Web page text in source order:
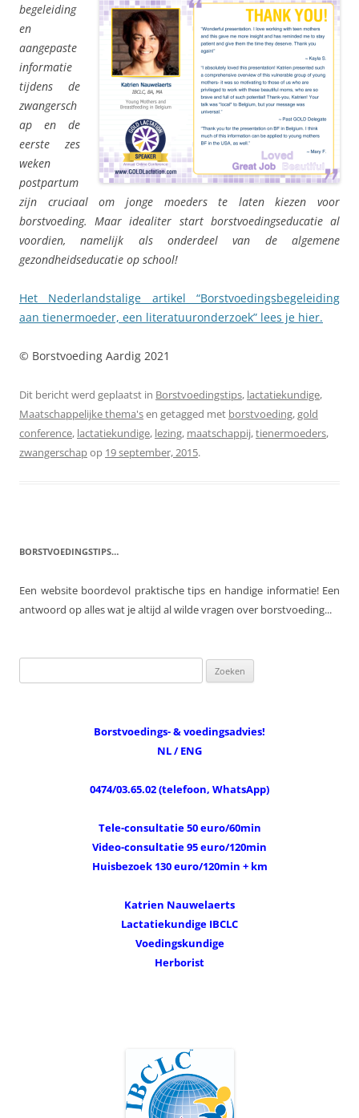
begeleiding
en
aangepaste
informatie
tijdens de
zwangersch
ap en de
eerste zes
weken
postpartum
zijn cruciaal om jonge moeders te laten kiezen voor
borstvoeding. Maar idealiter start borstvoedingseducatie al
voordien, namelijk als onderdeel van de algemene
gezondheidseducatie op school!
Het Nederlandstalige artikel “Borstvoedingsbegeleiding
aan tienermoeder, een literatuuronderzoek” lees je hier.
© Borstvoeding Aardig 2021
Dit bericht werd geplaatst in Borstvoedingstips, lactatiekundige,
Maatschappelijke thema'sen getagged met borstvoeding,gold
conference, lactatiekundige, lezing, maatschappij,tienermoeders,
zwangerschapop 19 september, 2015.
BORSTVOEDINGSTIPS…
Een website boordevol praktische tips en handige informatie! Een
antwoord op alles wat je altijd al wilde vragen over borstvoeding...
naar:
Borstvoedings- & voedingsadvies!
NL / ENG
0474/03.65.02 (telefoon, WhatsApp)
Tele-consultatie 50 euro/60min
Video-consultatie 95 euro/120min
Huisbezoek 130 euro/120min + km
Katrien Nauwelaerts
Lactatiekundige IBCLC
Voedingskundige
Herborist